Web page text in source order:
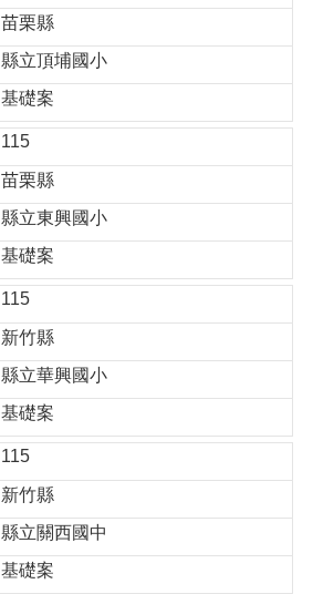
苗栗縣
縣立頂埔國小
基礎案
115
苗栗縣
縣立東興國小
基礎案
115
新竹縣
縣立華興國小
基礎案
115
新竹縣
縣立關西國中
基礎案